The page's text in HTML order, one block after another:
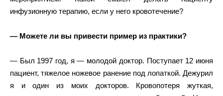
инфузионную терапию, если у него кровотечение?
— Можете ли вы привести пример из практики?
— Был 1997 год, я — молодой доктор. Поступает 12 июня
пациент, тяжелое ножевое ранение под лопаткой. Дежурил
я и один из моих докторов. Кровопотеря жуткая,